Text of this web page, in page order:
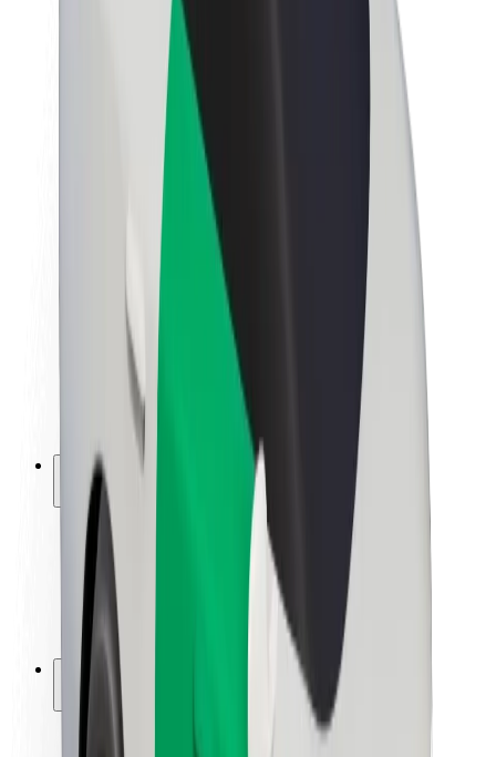
Informazioni Su Bolt
Sostenibilità in Bolt
Project Zero
Sala stampa
Linee guida del marchio
Relazioni con gli investitori
Leadership
Marca
Media
Sicurezza
Viaggia in sicurezza
Guida in sicurezza
Vai in sicurezza
Laboratorio sulla Sicurezza
Città
Posizioni